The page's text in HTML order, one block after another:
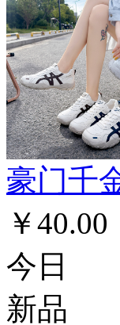
豪门千
￥40.00
今日
新品